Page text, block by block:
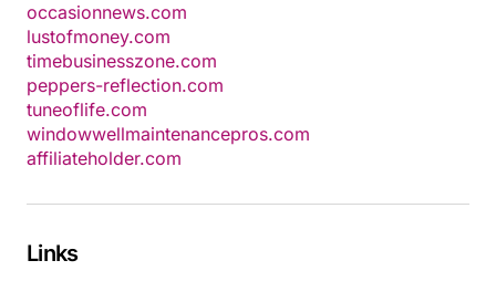
occasionnews.com
lustofmoney.com
timebusinesszone.com
peppers-reflection.com
tuneoflife.com
windowwellmaintenancepros.com
affiliateholder.com
Links